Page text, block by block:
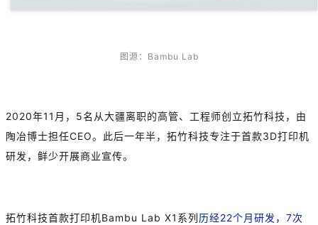
图源：Bambu Lab
2020年11月，5名从大疆离职的高管、工程师创立拓竹科技，由
陶冶博士担任CEO。此后一年半，拓竹科技专注于首款3D打印机
研发，鲜少开展商业宣传。
拓竹科技首款打印机Bambu Lab X1系列历经22个月研发，7次